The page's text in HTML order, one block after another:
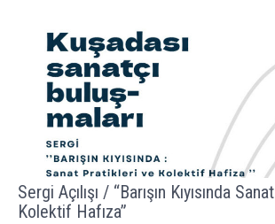
Sergi Açılışı / “Barışın Kıyısında
Kolektif Hafıza”